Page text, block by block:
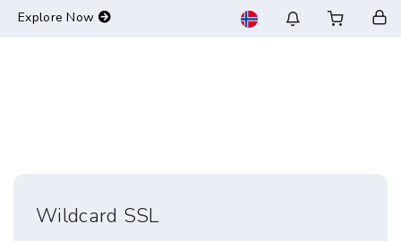
Explore Now
Wildcard SSL